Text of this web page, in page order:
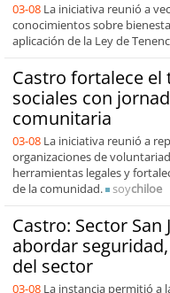
03-08 La iniciativa reunió a
conocimientos sobre
aplicación de la Ley de
Castro fortalece el
sociales con
comunitaria
03-08 La iniciativa reunió a
organizaciones de
herramientas legales y
de la comunidad.
soychiloe
Castro: Sector
abordar
del sector
03-08 La instancia permitió a